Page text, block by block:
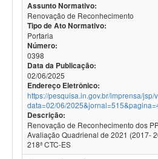
Assunto Normativo:
Renovação de Reconhecimento
Tipo de Ato Normativo:
Portaria
Número:
0398
Data da Publicação:
02/06/2025
Endereço Eletrônico:
https://pesquisa.in.gov.br/imprensa/
data=02/06/
Descrição:
Renovação de Reconhecimento dos
Avaliação Quadrienal de 2021 (2017-
218ª CTC-ES